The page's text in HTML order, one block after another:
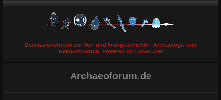
Diskussionsforum zur Vor- und Frühgeschichte - Archäologie und
Rekonstruktion. Powered by EXARC.net
Archaeoforum.de